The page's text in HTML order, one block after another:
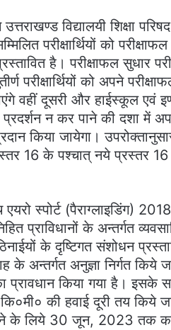
विद्यालयी शिक्षा
परीक्षार्थियों को
है। परीक्षाफल सुधार
परीक्षार्थियों को अपने
वहीं दूसरी और हाईस्कूल एवं
प्रदर्शन न कर पाने की दशा में
किया जायेगा।
16 के पश्चात् नये प्रस्तर
स्पोर्ट (पैराग्लाइडिंग)
प्राविधानों के अन्तर्गत
के दृष्टिगत संशोधन
अन्तर्गत अनुज्ञा निर्गत किये
प्रावधान किया गया है।
की हवाई दूरी तय किये
के लिये 30 जून, 2023 तक का